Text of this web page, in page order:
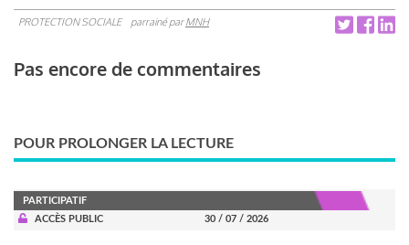
PROTECTION SOCIALE parrainé parMNH
Pas encore de commentaires
POUR PROLONGER LA LECTURE
PARTICIPATIF
ACCÈS PUBLIC
30 / 07 / 2026